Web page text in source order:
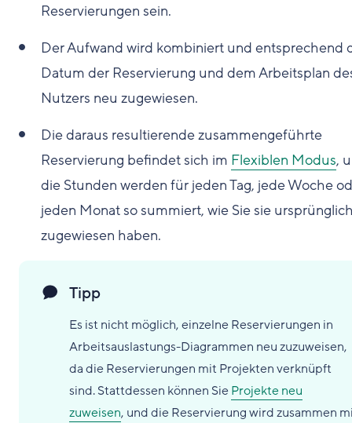
Reservierungen sein.
Der Aufwand wird kombiniert und entsprechend
Datum der Reservierung und dem Arbeitsplan
Nutzers neu zugewiesen.
Die daraus resultierende zusammengeführte
Reservierung befindet sich im Flexiblen Modus,
die Stunden werden für jeden Tag, jede Woche
jeden Monat so summiert, wie Sie sie
zugewiesen haben.
Tipp
Es ist nicht möglich, einzelne Reservierungen in
Arbeitsauslastungs-Diagrammen neu zuzuweisen,
da die Reservierungen mit Projekten verknüpft
sind. Stattdessen können SieProjekte neu
zuweisen, und die Reservierung wird zusammen